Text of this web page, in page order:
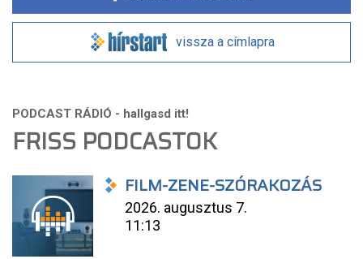
vissza a címlapra
FRISS PODCASTOK
FILM-ZENE-SZÓRAKOZÁS
2026. augusztus 7.
11:13